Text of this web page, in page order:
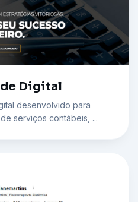
Digital
desenvolvido para
serviços contábeis, ...